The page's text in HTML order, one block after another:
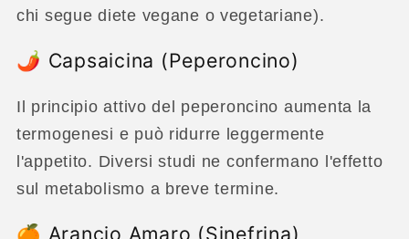
chi segue diete vegane o vegetariane).
🌶 Capsaicina (Peperoncino)
Il principio attivo del peperoncino aumenta la
termogenesi e può ridurre leggermente
l'appetito. Diversi studi ne confermano l'effetto
sul metabolismo a breve termine.
🍊 Arancio Amaro (Sinefrina)